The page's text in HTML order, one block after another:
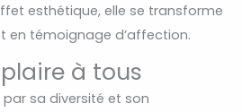
esthétique, elle se transforme
en témoignage d’affection.
à tous
sa diversité et son